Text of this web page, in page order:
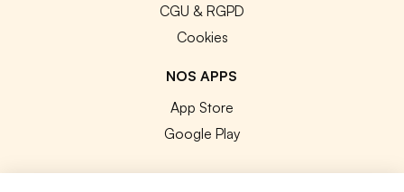
CGU & RGPD
Cookies
NOS APPS
App Store
Google Play